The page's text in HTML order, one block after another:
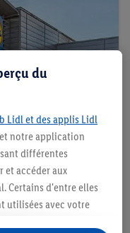
et tentez de
de 20€.
du
Lidl et des applis Lidl
notre application
différentes
et accéder aux
Certains d'entre elles
utilisées avec votre